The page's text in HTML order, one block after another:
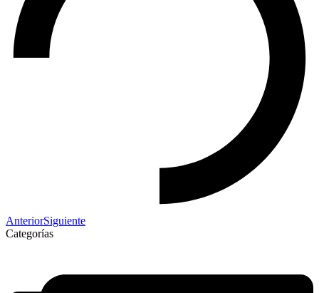
AnteriorSiguiente
Categorías